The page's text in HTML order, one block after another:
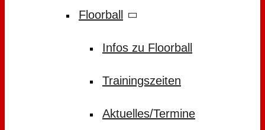
Floorball
Infos zu Floorball
Trainingszeiten
Aktuelles/Termine